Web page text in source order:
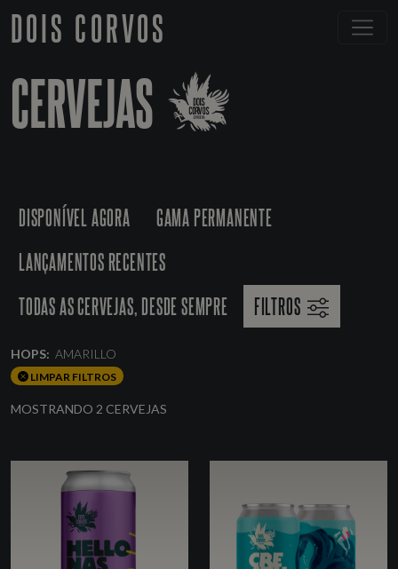
DOIS CORVOS
CERVEJAS
DISPONÍVEL AGORA
GAMA PERMANENTE
LANÇAMENTOS RECENTES
TODAS AS CERVEJAS, DESDE SEMPRE
FILTROS
HOPS: AMARILLO
LIMPAR FILTROS
MOSTRANDO 2 CERVEJAS